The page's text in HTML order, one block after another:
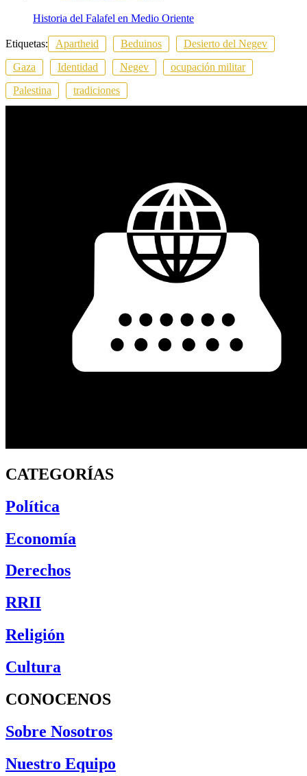
Historia del Falafel en Medio Oriente
Etiquetas: Apartheid Beduinos
Desierto del Negev
Gaza
Identidad Negev
ocupación militar
Palestina
tradiciones
CATEGORÍAS
Política
Economía
Derechos
RRII
Religión
Cultura
CONOCENOS
Sobre Nosotros
Nuestro Equipo